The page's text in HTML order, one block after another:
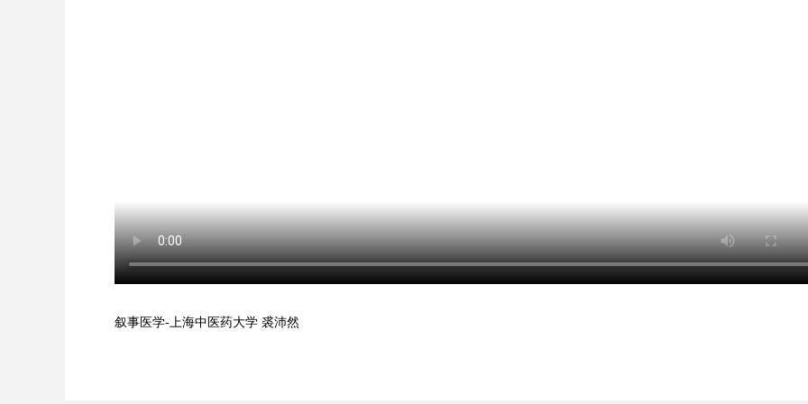
叙事医学-上海中医药大学 裘沛然